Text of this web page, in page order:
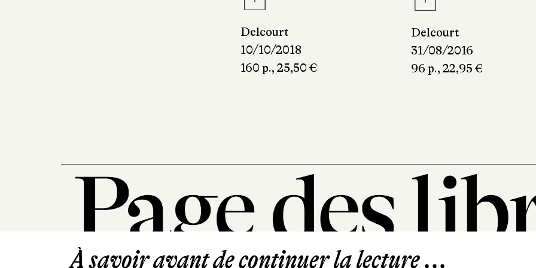
Delcourt
10/10/2018
160 p., 25,50 €
Delcourt
31/08/2016
96 p., 22,95 €
À savoir avant de continuer la lecture ...